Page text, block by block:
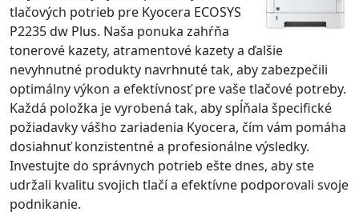
tlačových potrieb pre Kyocera ECOSYS
P2235 dw Plus. Naša ponuka zahŕňa
tonerové kazety, atramentové kazety a ďalšie
nevyhnutné produkty navrhnuté tak, aby zabezpečili
optimálny výkon a efektívnosť pre vaše tlačové potreby.
Každá položka je vyrobená tak, aby spĺňala špecifické
požiadavky vášho zariadenia Kyocera, čím vám pomáha
dosiahnuť konzistentné a profesionálne výsledky.
Investujte do správnych potrieb ešte dnes, aby ste
udržali kvalitu svojich tlačí a efektívne podporovali svoje
podnikanie.